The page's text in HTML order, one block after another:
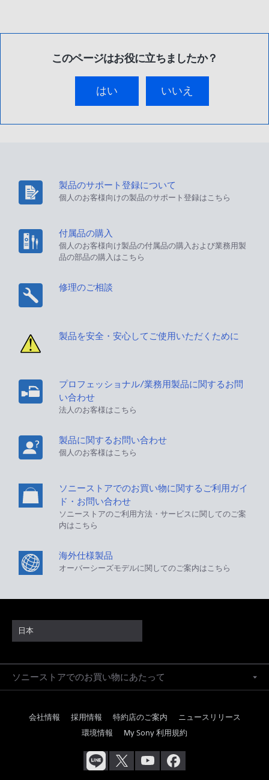
このページはお役に立ちましたか？
はい いいえ
製品のサポート登録について
個人のお客様向けの製品のサポート登録はこちら
付属品の購入
個人のお客様向け製品の付属品の購入および業務用製
品の部品の購入はこちら
修理のご相談
製品を安全・安心してご使用いただくために
プロフェッショナル/業務用製品に関するお問
い合わせ
法人のお客様はこちら
製品に関するお問い合わせ
個人のお客様はこちら
ソニーストアでのお買い物に関するご利用ガイ
ド・お問い合わせ
ソニーストアのご利用方法・サービスに関してのご案
内はこちら
海外仕様製品
オーバーシーズモデルに関してのご案内はこちら
日本
ソニーストアでのお買い物にあたって
会社情報 採用情報 特約店のご案内
ニュースリリース
環境情報
My Sony 利用規約